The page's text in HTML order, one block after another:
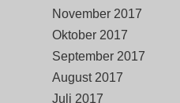
November 2017
Oktober 2017
September 2017
August 2017
Juli 2017